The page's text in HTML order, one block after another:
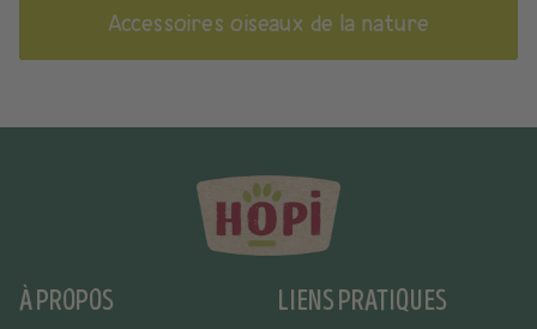
Accessoires oiseaux de la nature
À PROPOS LIENS PRATIQUES